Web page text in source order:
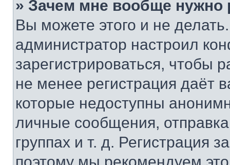
» Зачем мне вообще нужно
Вы можете этого и не
администратор настроил
зарегистрироваться, чтобы
не менее регистрация даёт
которые недоступны
личные сообщения,
группах и т. д. Регистрация